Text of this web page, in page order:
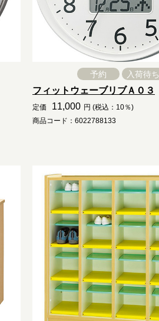
予約 入荷待ち
フィットウェーブリブＡ０３
定価 11,000 円 (税込：10％)
商品コード：6022788133